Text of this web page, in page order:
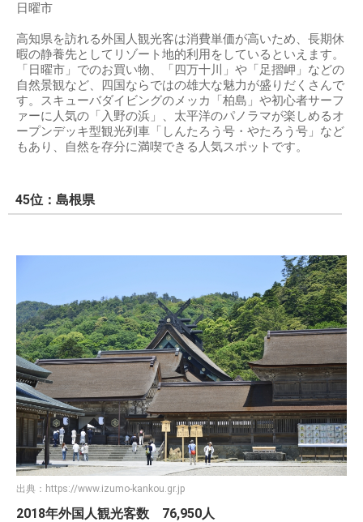
日曜市
高知県を訪れる外国人観光客は消費単価が高いため、長期休
暇の静養先としてリゾート地的利用をしているといえます。
「日曜市」でのお買い物、「四万十川」や「足摺岬」などの
自然景観など、四国ならではの雄大な魅力が盛りだくさんで
す。スキューバダイビングのメッカ「柏島」や初心者サーフ
ァーに人気の「入野の浜」、太平洋のパノラマが楽しめるオ
ープンデッキ型観光列車「しんたろう号・やたろう号」など
もあり、自然を存分に満喫できる人気スポットです。
45位：島根県
出典： https://www.izumo-kankou.gr.jp
2018年外国人観光客数 76,950人